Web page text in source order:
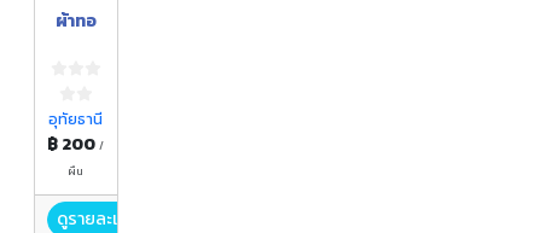
ผ้าทอ
อุทัยธานี
฿ 200/
ผืน
ดูรายละเอียด